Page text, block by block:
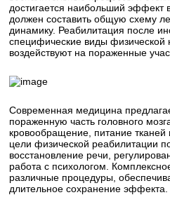
достигается наибольший эффект
должен составить общую схему
динамику. Реабилитация после
специфические виды физической
воздействуют на пораженные
Современная медицина
пораженную часть головного
кровообращение, питание
цели физической реабилитации
восстановление речи,
работа с психологом.
различные процедуры,
длительное сохранение эффекта.